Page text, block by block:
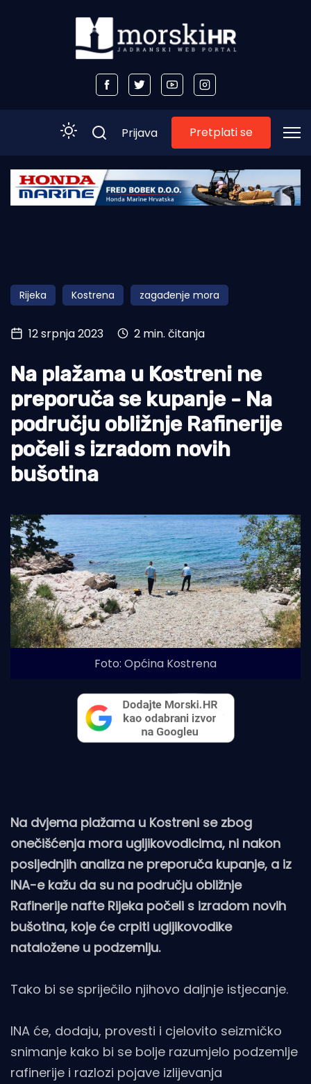
Početna
Obala
Otoci
Turizam i nautika
Pomorstvo
Ribolov
Ekologija
Tradicija i kultura
Prijava Pretplati se
Rijeka Kostrena zagađenje mora
12 srpnja 2023 2 min. čitanja
Na plažama u Kostreni ne
preporuča se kupanje - Na
području obližnje Rafinerije
počeli s izradom novih
bušotina
Foto: Općina Kostrena
Na dvjema plažama u Kostreni se zbog
onečišćenja mora ugljikovodicima, ni nakon
posljednjih analiza ne preporuča kupanje, a iz
INA-e kažu da su na području obližnje
Rafinerije nafte Rijeka počeli s izradom novih
bušotina, koje će crpiti ugljikovodike
nataložene u podzemlju.
Tako bi se spriječilo njihovo daljnje istjecanje.
INA će, dodaju, provesti i cjelovito seizmičko
snimanje kako bi se bolje razumjelo podzemlje
rafinerije i razlozi pojave izlijevanja